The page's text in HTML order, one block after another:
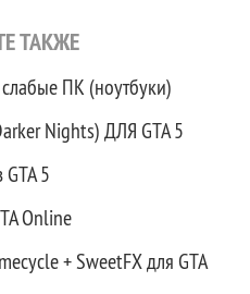
ТАКЖЕ
ПК (ноутбуки)
Nights) ДЛЯ GTA 5
5
Online
+ SweetFX для GTA